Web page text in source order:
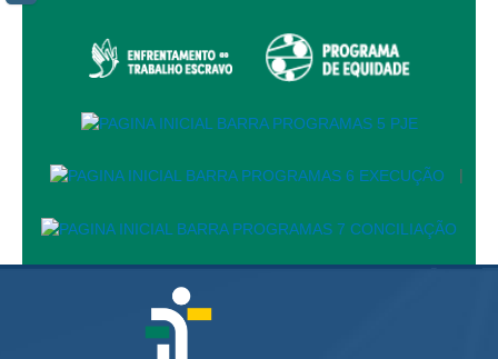
Comitê de Segurança Permanente
Comitê de Combate ao Trabalho Infantil e de Estímulo à
Comitê Gestor do Plano de Contratações e Aquisições
no Âmbito do TRT11
Grupo Operacional do Centro de Inteligência
|